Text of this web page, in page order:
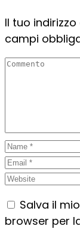
Il tuo
campi
Salva il
browser per